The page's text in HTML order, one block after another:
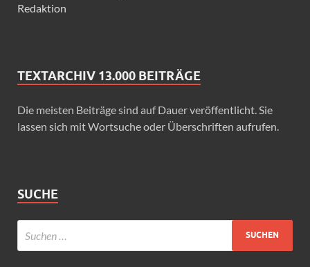
Redaktion
TEXTARCHIV 13.000 BEITRÄGE
Die meisten Beiträge sind auf Dauer veröffentlicht. Sie
lassen sich mit Wortsuche oder Überschriften aufrufen.
SUCHE